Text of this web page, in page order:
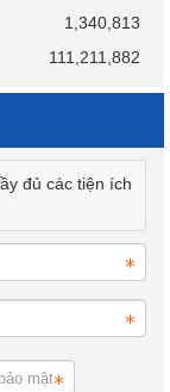
1,340,813
111,211,882
đủ các tiện ích